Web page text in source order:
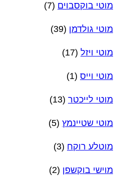
מוטי בוקסבוים (7)
מוטי גולדמן (39)
מוטי ויזל (17)
מוטי וייס (1)
מוטי לייכטר (13)
מוטי שטיינמץ (5)
מוטלע רוקח (3)
מוישי בוקשפן (2)